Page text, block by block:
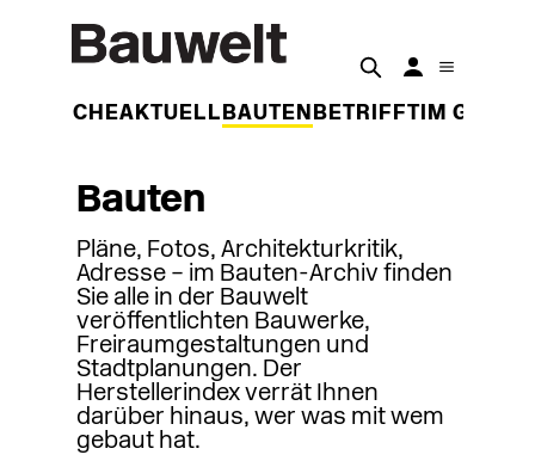
WOCHEAKTUELL BAUTEN BETRIFFT IM
Bauten
Pläne, Fotos, Architekturkritik,
Adresse – im Bauten-Archiv finden
Sie alle in der Bauwelt
veröffentlichten Bauwerke,
Freiraumgestaltungen und
Stadtplanungen. Der
Herstellerindex verrät Ihnen
darüber hinaus, wer was mit wem
gebaut hat.